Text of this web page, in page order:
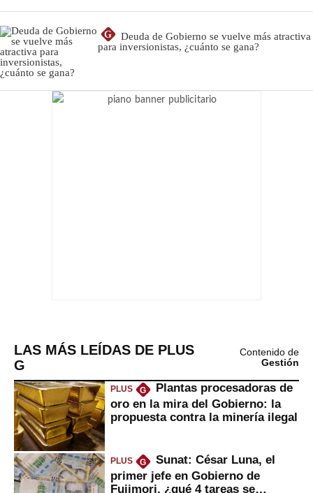
G
Deuda de Gobierno se vuelve más atractiva
para inversionistas, ¿cuánto se gana?
LAS MÁS LEÍDAS DE PLUS
G
Contenido de
Gestión
PLUS G
Plantas procesadoras de
oro en la mira del Gobierno: la
propuesta contra la minería ilegal
PLUS G
Sunat: César Luna, el
primer jefe en Gobierno de
Fujimori, ¿qué 4 tareas se